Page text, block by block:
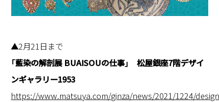
▲2月21日まで
「藍染の解剖展 BUAISOUの仕事」 松屋銀座7階デザイ
ンギャラリー1953
https://www.matsuya.com/ginza/news/2021/1224/